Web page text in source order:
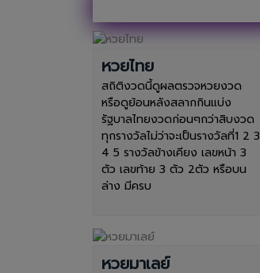
หวยไทย
สถิติงวดนี้ดูผลตรวจหวยงวด
หรือดูย้อนหลังสลากกินแบ่ง
รัฐบาลไทยงวดก่อนๆกว่าสิบงวด
ทุกรางวัลไม่ว่าจะเป็นรางวัลที่1 2 3
4 5 รางวัลข้างเคียง เลขหน้า 3
ตัว เลขท้าย 3 ตัว 2ตัว หรือบน
ล่าง มีครบ
หวยมาเลย์